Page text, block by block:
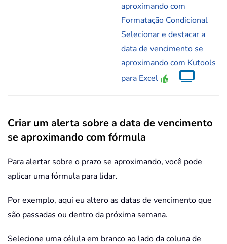
aproximando com
Formatação Condicional
Selecionar e destacar a
data de vencimento se
aproximando com Kutools
para Excel
Criar um alerta sobre a data de vencimento
se aproximando com fórmula
Para alertar sobre o prazo se aproximando, você pode
aplicar uma fórmula para lidar.
Por exemplo, aqui eu altero as datas de vencimento que
são passadas ou dentro da próxima semana.
Selecione uma célula em branco ao lado da coluna de